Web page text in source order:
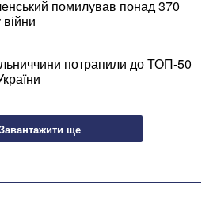
помилував понад 370
потрапили до ТОП-50
ще